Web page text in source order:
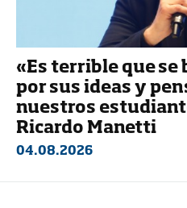
«Es terrible que
por sus ideas y
nuestros
Ricardo Manetti
04.08.2026